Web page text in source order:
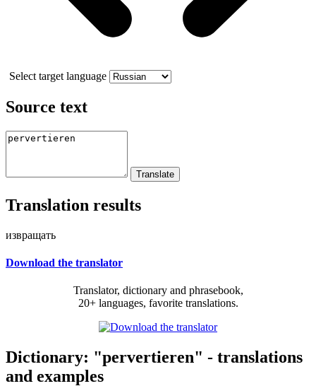
Select target language
Source text
Translation results
извращать
Download the translator
Translator, dictionary and phrasebook,
20+ languages, favorite translations.
Dictionary: "pervertieren" - translations
and examples